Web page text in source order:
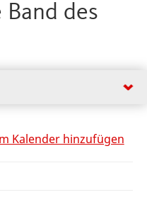
des
Kalender hinzufügen